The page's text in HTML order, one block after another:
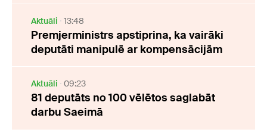
Aktuāli 13:48
Premjerministrs apstiprina, ka vairāki
deputāti manipulē ar kompensācijām
Aktuāli 09:23
81 deputāts no 100 vēlētos saglabāt
darbu Saeimā